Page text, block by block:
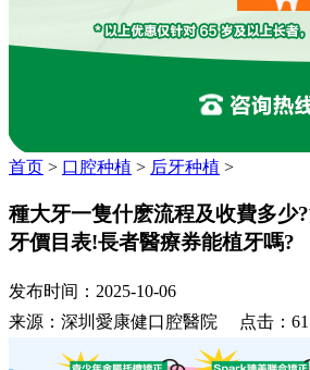
首页 > 口腔种植 > 后牙种植 >
種大牙一隻什麽流程及收費多少
牙價目表!長者醫療券能植牙嗎?
发布时间：2025-10-06
来源：深圳愛康健口腔醫院 点击：